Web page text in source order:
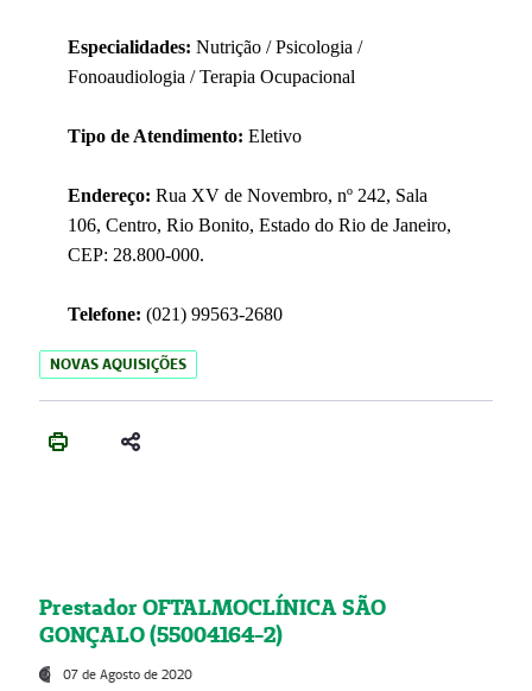
Especialidades: Nutrição / Psicologia /
Fonoaudiologia / Terapia Ocupacional
Tipo de Atendimento: Eletivo
Endereço: Rua XV de Novembro, nº 242, Sala
106, Centro, Rio Bonito, Estado do Rio de Janeiro,
CEP: 28.800-000.
Telefone: (021) 99563-2680
NOVAS AQUISIÇÕES
Prestador OFTALMOCLÍNICA SÃO
GONÇALO (55004164-2)
07 de Agosto de 2020